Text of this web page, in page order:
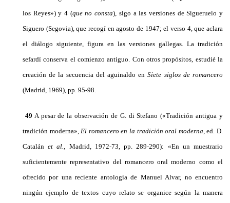
los Reyes») y 4 (que no consta), sigo a las versiones de Sigueruelo y
Siguero (Segovia), que recogí en agosto de 1947; el verso 4, que aclara
el diálogo siguiente, figura en las versiones gallegas. La tradición
sefardí conserva el comienzo antiguo. Con otros propósitos, estudié la
creación de la secuencia del aguinaldo enSiete siglos de romancero
(Madrid, 1969), pp. 95-98.
49 A pesar de la observación de G. di Stefano («Tradición antigua y
tradición moderna», El romancerο en la tradición oral moderna , ed. D.
Catalánet al.
, Madrid, 1972-73, pp. 289-290): «En un muestrario
suficientemente representativo del romancero oral moderno como el
ofrecido por una reciente antología de Manuel Alvar, no encuentro
ningún ejemplo de textos cuyo relato se organice según la manera